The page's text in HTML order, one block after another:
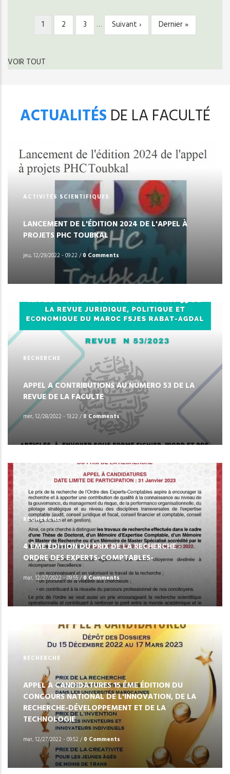
PAGINATION
Page
courante
1 Page
2 Page
3 …
Page
suivante
Suivant ›
Dernière
page
Dernier »
VOIR TOUT
ACTUALITÉS DE LA FACULTÉ
ACTIVITÉS SCIENTIFIQUES
LANCEMENT DE L'ÉDITION 2024 DE L'APPEL À
PROJETS PHC TOUBKAL
jeu, 12/29/2022 - 09:22/0 Comments
RECHERCHE
APPEL A CONTRIBUTIONS AU NUMERO 53 DE LA
REVUE DE LA FACULTE
mer, 12/28/2022 - 13:22 /0 Comments
RECHERCHE
4 ÈME ÉDITION DU PRIX DE LA RECHERCHE -
ORDRE DES EXPERTS-COMPTABLES-
mar, 12/27/2022 - 09:55/0 Comments
RECHERCHE
APPEL A CANDIDATURES 15 ÉME ÉDITION DU
CONCOURS NATIONAL DE L'INNOVATION, DE LA
RECHERCHE-DÉVELOPPEMENT ET DE LA
TECHNOLOGIE
mar, 12/27/2022 - 09:52 /0 Comments